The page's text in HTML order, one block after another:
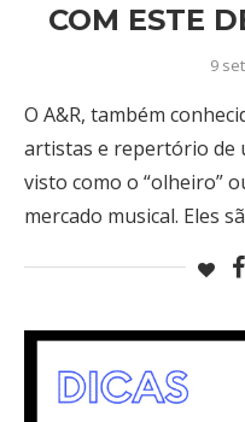
COM ESTE
9
O A&R, também
artistas e repertório de
visto como o “olheiro”
mercado musical. Eles